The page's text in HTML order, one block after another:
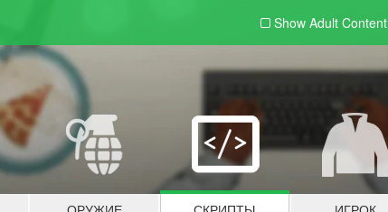
Show Adult Content